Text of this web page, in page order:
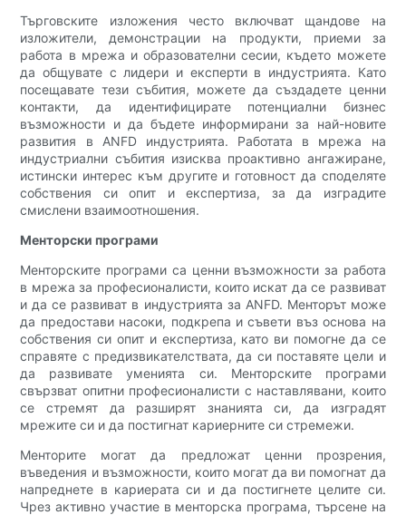
Търговските изложения често включват щандове на
изложители, демонстрации на продукти, приеми за
работа в мрежа и образователни сесии, където можете
да общувате с лидери и експерти в индустрията. Като
посещавате тези събития, можете да създадете ценни
контакти, да идентифицирате потенциални бизнес
възможности и да бъдете информирани за най-новите
развития в ANFD индустрията. Работата в мрежа на
индустриални събития изисква проактивно ангажиране,
истински интерес към другите и готовност да споделяте
собствения си опит и експертиза, за да изградите
смислени взаимоотношения.
Менторски програми
Менторските програми са ценни възможности за работа
в мрежа за професионалисти, които искат да се развиват
и да се развиват в индустрията за ANFD. Менторът може
да предостави насоки, подкрепа и съвети въз основа на
собствения си опит и експертиза, като ви помогне да се
справяте с предизвикателствата, да си поставяте цели и
да развивате уменията си. Менторските програми
свързват опитни професионалисти с наставлявани, които
се стремят да разширят знанията си, да изградят
мрежите си и да постигнат кариерните си стремежи.
Менторите могат да предложат ценни прозрения,
въведения и възможности, които могат да ви помогнат да
напреднете в кариерата си и да постигнете целите си.
Чрез активно участие в менторска програма, търсене на